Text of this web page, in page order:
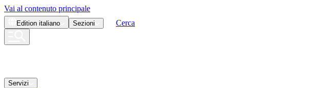
Vai al contenuto principale
Edition italiano Sezioni Cerca
Servizi